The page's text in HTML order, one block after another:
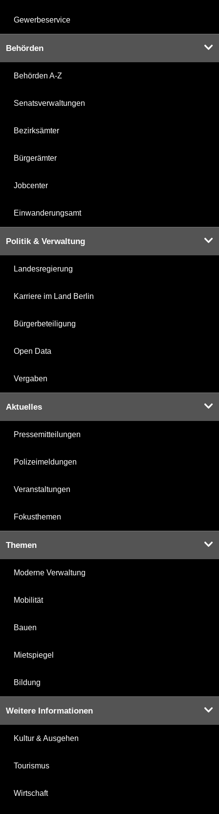
Gewerbeservice
Behörden
Behörden A-Z
Senatsverwaltungen
Bezirksämter
Bürgerämter
Jobcenter
Einwanderungsamt
Politik & Verwaltung
Landesregierung
Karriere im Land Berlin
Bürgerbeteiligung
Open Data
Vergaben
Aktuelles
Pressemitteilungen
Polizeimeldungen
Veranstaltungen
Fokusthemen
Themen
Moderne Verwaltung
Mobilität
Bauen
Mietspiegel
Bildung
Weitere Informationen
Kultur & Ausgehen
Tourismus
Wirtschaft